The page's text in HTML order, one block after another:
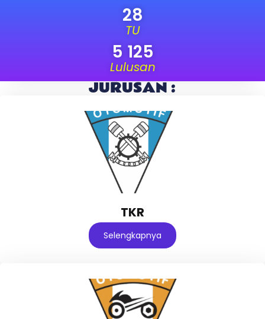
TU
28
Lulusan
5 125
JURUSAN :
TKR
Selengkapnya